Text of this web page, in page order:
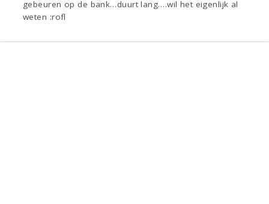
gebeuren op de bank…duurt lang….wil het eigenlijk al
weten :rofl